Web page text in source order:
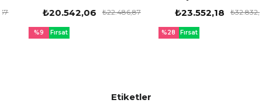
Masası – Bohem & İskandinav
Tarz
₺20.542,06 ₺22.486,87
Fırsat
Yemek Masası – Bohem &
İskandinav Tarz
₺23.552,18 ₺32.832,34
Fırsat
Etiketler